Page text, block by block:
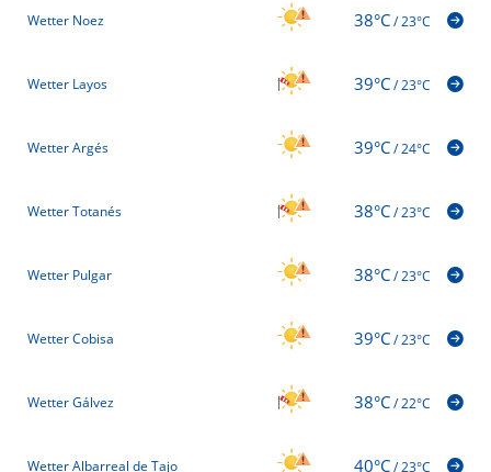
Wetter Noez 38°C/23°C
Wetter Layos 39°C/23°C
Wetter Argés 39°C/24°C
Wetter Totanés 38°C/23°C
Wetter Pulgar 38°C/23°C
Wetter Cobisa 39°C/23°C
Wetter Gálvez 38°C/22°C
Wetter Albarreal de Tajo 40°C/23°C